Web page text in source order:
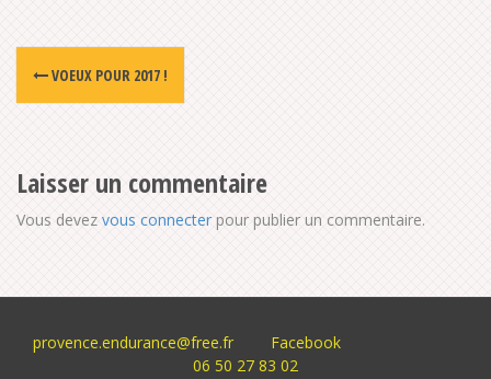
Post
navigation
VOEUX POUR 2017 !
Laisser un commentaire
Vous devez vous connecterpour publier un commentaire.
provence.endurance@free.fr
Facebook
06 50 27 83 02